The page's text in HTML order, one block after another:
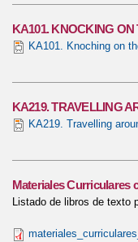
KA101. KNOCKING
KA101. Knoching on
KA219. TRAVELLING
KA219. Travelling
Materiales Curriculares
Listado de libros de texto